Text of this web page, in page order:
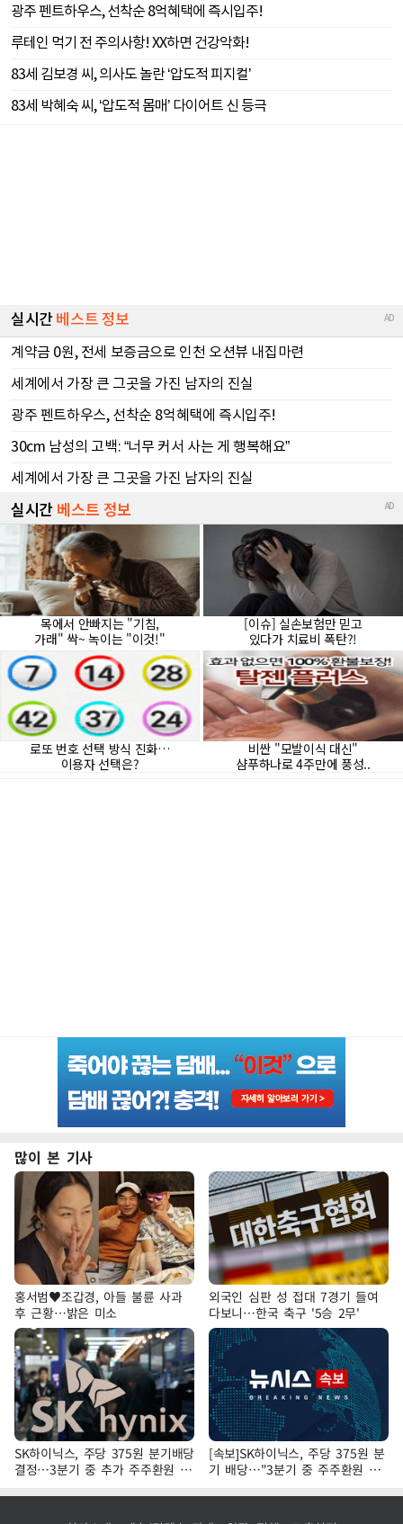
많이 본 기사
홍서범♥조갑경, 아들 불륜 사과
후 근황…밝은 미소
외국인 심판 성 접대 7경기 들여
다보니…한국 축구 '5승 2무'
SK하이닉스, 주당 375원 분기배당
결정…3분기 중 추가 주주환원 발
표
[속보]SK하이닉스, 주당 375원 분
기 배당…"3분기 중 주주환원 방
안 확정"